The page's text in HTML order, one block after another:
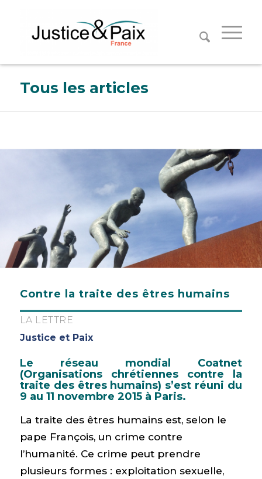
Tous les articles
Contre la traite des êtres humains
LA LETTRE
Justice et Paix
Le réseau mondial Coatnet
(Organisations chrétiennes contre la
traite des êtres humains) s’est réuni du
9 au 11 novembre 2015 à Paris.
La traite des êtres humains est, selon le
pape François, un crime contre
l’humanité. Ce crime peut prendre
plusieurs formes : exploitation sexuelle,